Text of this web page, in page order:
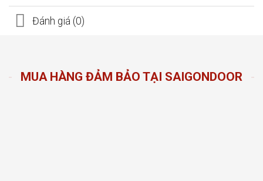
Đánh giá (0)
MUA HÀNG ĐẢM BẢO TẠI SAIGONDOOR